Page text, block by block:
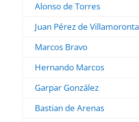
Alonso de Torres
Juan Pérez de Villamoronta
Marcos Bravo
Hernando Marcos
Garpar González
Bastian de Arenas